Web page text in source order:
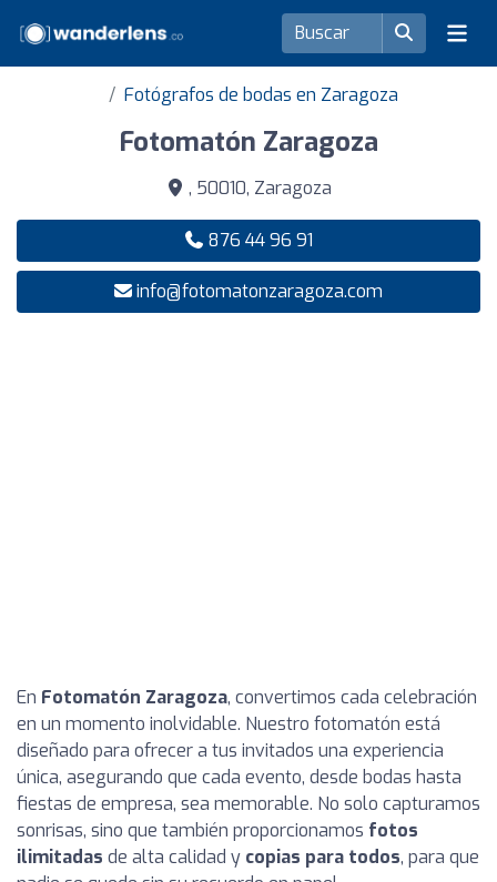
Fotógrafos de bodas en Zaragoza
Fotomatón Zaragoza
, 50010, Zaragoza
876 44 96 91
info@fotomatonzaragoza.com
En Fotomatón Zaragoza, convertimos cada celebración
en un momento inolvidable. Nuestro fotomatón está
diseñado para ofrecer a tus invitados una experiencia
única, asegurando que cada evento, desde bodas hasta
fiestas de empresa, sea memorable. No solo capturamos
sonrisas, sino que también proporcionamos fotos
ilimitadas de alta calidad y copias para todos, para que